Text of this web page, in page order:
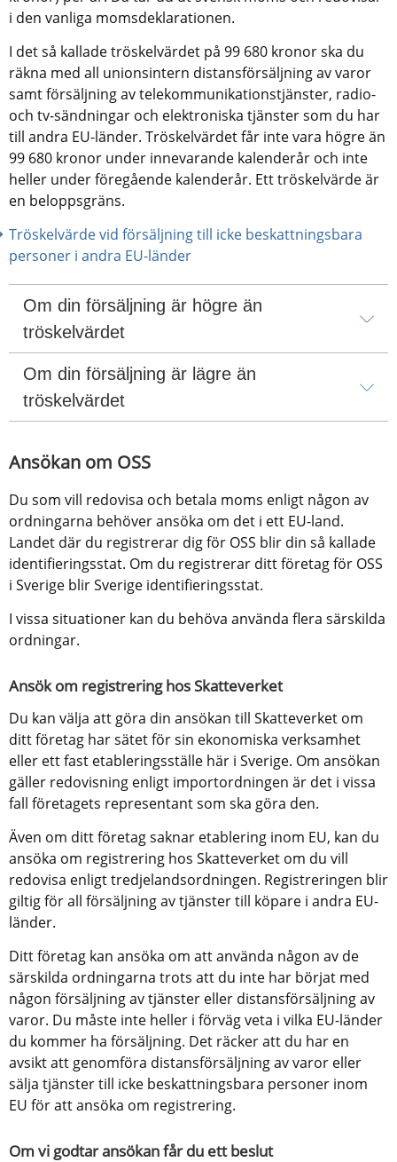
i den vanliga momsdeklarationen.
I det så kallade tröskelvärdet på 99 680 kronor ska du
räkna med all unionsintern distansförsäljning av varor
samt försäljning av telekommunikationstjänster, radio-
och tv-sändningar och elektroniska tjänster som du har
till andra EU-länder. Tröskelvärdet får inte vara högre än
99 680 kronor under innevarande kalenderår och inte
heller under föregående kalenderår. Ett tröskelvärde är
en beloppsgräns.
Tröskelvärde vid försäljning till icke beskattningsbara
personer i andra EU-länder
Om din försäljning är högre än
tröskelvärdet
Om din försäljning är lägre än
tröskelvärdet
Ansökan om OSS
Du som vill redovisa och betala moms enligt någon av
ordningarna behöver ansöka om det i ett EU-land.
Landet där du registrerar dig för OSS blir din så kallade
identifieringsstat. Om du registrerar ditt företag för OSS
i Sverige blir Sverige identifieringsstat.
I vissa situationer kan du behöva använda flera särskilda
ordningar.
Ansök om registrering hos Skatteverket
Du kan välja att göra din ansökan till Skatteverket om
ditt företag har sätet för sin ekonomiska verksamhet
eller ett fast etableringsställe här i Sverige. Om ansökan
gäller redovisning enligt importordningen är det i vissa
fall företagets representant som ska göra den.
Även om ditt företag saknar etablering inom EU, kan du
ansöka om registrering hos Skatteverket om du vill
redovisa enligt tredjelandsordningen. Registreringen blir
giltig för all försäljning av tjänster till köpare i andra EU-
länder.
Ditt företag kan ansöka om att använda någon av de
särskilda ordningarna trots att du inte har börjat med
någon försäljning av tjänster eller distansförsäljning av
varor. Du måste inte heller i förväg veta i vilka EU-länder
du kommer ha försäljning. Det räcker att du har en
avsikt att genomföra distansförsäljning av varor eller
sälja tjänster till icke beskattningsbara personer inom
EU för att ansöka om registrering.
Om vi godtar ansökan får du ett beslut